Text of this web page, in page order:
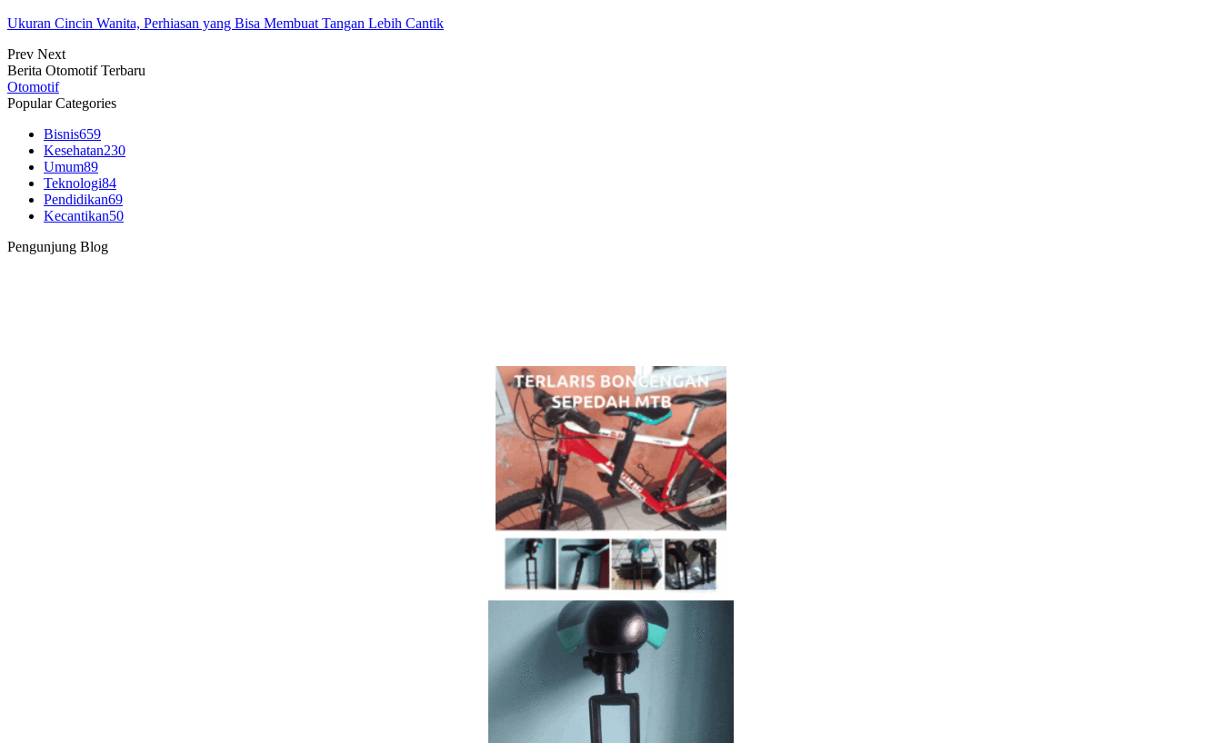
Ukuran Cincin Wanita, Perhiasan yang Bisa Membuat Tangan Lebih Cantik
Prev Next
Berita Otomotif Terbaru
Otomotif
Popular Categories
Bisnis659
Kesehatan230
Umum89
Teknologi84
Pendidikan69
Kecantikan50
Pengunjung Blog